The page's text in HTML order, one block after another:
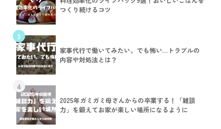
つくり続けるコツ
3
家事代行で働いてみたい。でも怖い…トラブルの
内容や対処法とは？
4
2025年ガミガミ母さんからの卒業する！「雑談
力」を鍛えてお家が楽しい場所になるように